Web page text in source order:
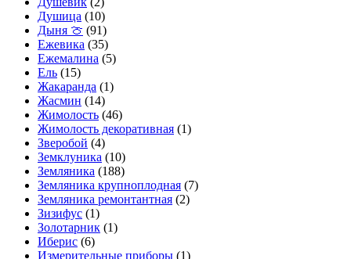
Душица (10)
Дыня 🍈 (91)
Ежевика (35)
Ежемалина (5)
Ель (15)
Жакаранда (1)
Жасмин (14)
Жимолость (46)
Жимолость декоративная (1)
Зверобой (4)
Земклуника (10)
Земляника (188)
Земляника крупноплодная (7)
Земляника ремонтантная (2)
Зизифус (1)
Золотарник (1)
Иберис (6)
Измерительные приборы (1)